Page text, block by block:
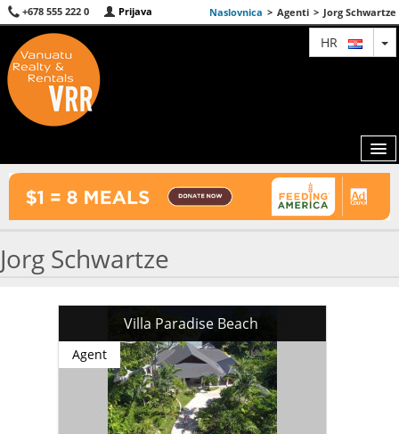
+678 555 222 0 Prijava Naslovnica > Agenti > Jorg Schwartze
HR
KARTA
O NAMA
KONTAKT
Jorg Schwartze
Villa Paradise Beach
Agent